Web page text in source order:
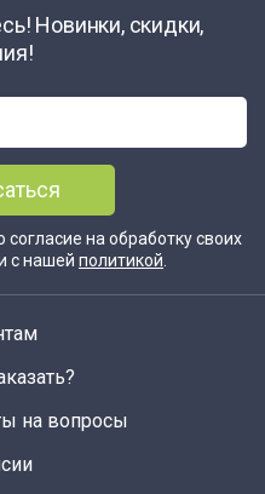
Новинки, скидки,
на обработку своих
с нашей политикой
на вопросы